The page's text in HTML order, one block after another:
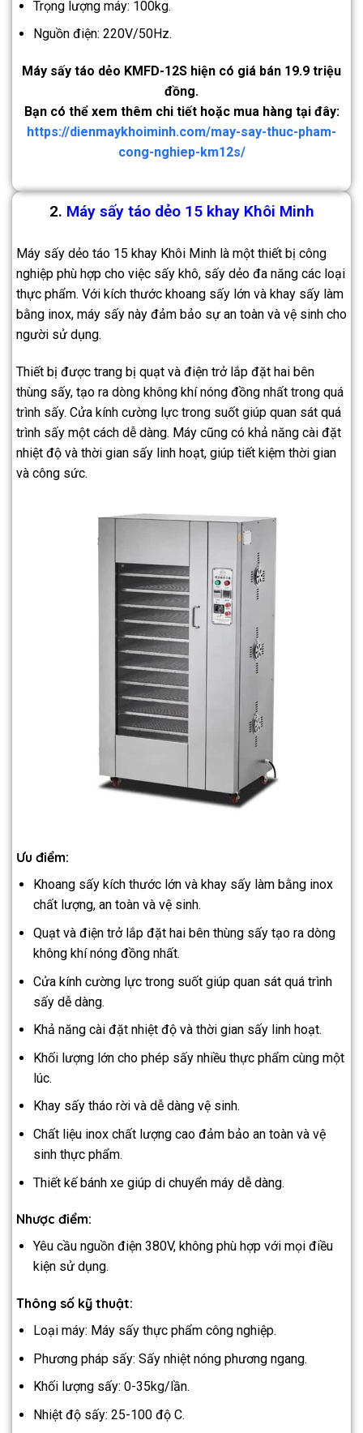
Trọng lượng máy: 100kg.
Nguồn điện: 220V/50Hz.
Máy sấy táo dẻo KMFD-12S hiện có giá bán 19.9 triệu
đồng.
Bạn có thể xem thêm chi tiết hoặc mua hàng tại đây:
https://dienmaykhoiminh.com/may-say-thuc-pham-
cong-nghiep-km12s/
2. Máy sấy táo dẻo 15 khay Khôi Minh
Máy sấy dẻo táo 15 khay Khôi Minh là một thiết bị công
nghiệp phù hợp cho việc sấy khô, sấy dẻo đa năng các loại
thực phẩm. Với kích thước khoang sấy lớn và khay sấy làm
bằng inox, máy sấy này đảm bảo sự an toàn và vệ sinh cho
người sử dụng.
Thiết bị được trang bị quạt và điện trở lắp đặt hai bên
thùng sấy, tạo ra dòng không khí nóng đồng nhất trong quá
trình sấy. Cửa kính cường lực trong suốt giúp quan sát quá
trình sấy một cách dễ dàng. Máy cũng có khả năng cài đặt
nhiệt độ và thời gian sấy linh hoạt, giúp tiết kiệm thời gian
và công sức.
Ưu điểm:
Khoang sấy kích thước lớn và khay sấy làm bằng inox
chất lượng, an toàn và vệ sinh.
Quạt và điện trở lắp đặt hai bên thùng sấy tạo ra dòng
không khí nóng đồng nhất.
Cửa kính cường lực trong suốt giúp quan sát quá trình
sấy dễ dàng.
Khả năng cài đặt nhiệt độ và thời gian sấy linh hoạt.
Khối lượng lớn cho phép sấy nhiều thực phẩm cùng một
lúc.
Khay sấy tháo rời và dễ dàng vệ sinh.
Chất liệu inox chất lượng cao đảm bảo an toàn và vệ
sinh thực phẩm.
Thiết kế bánh xe giúp di chuyển máy dễ dàng.
Nhược điểm:
Yêu cầu nguồn điện 380V, không phù hợp với mọi điều
kiện sử dụng.
Thông số kỹ thuật:
Loại máy: Máy sấy thực phẩm công nghiệp.
Phương pháp sấy: Sấy nhiệt nóng phương ngang.
Khối lượng sấy: 0-35kg/lần.
Nhiệt độ sấy: 25-100 độ C.